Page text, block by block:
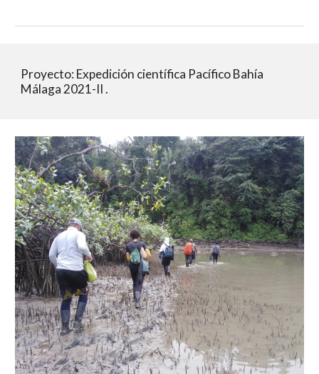
Proyecto: Expedición científica Pacífico Bahía
Málaga 2021-II .